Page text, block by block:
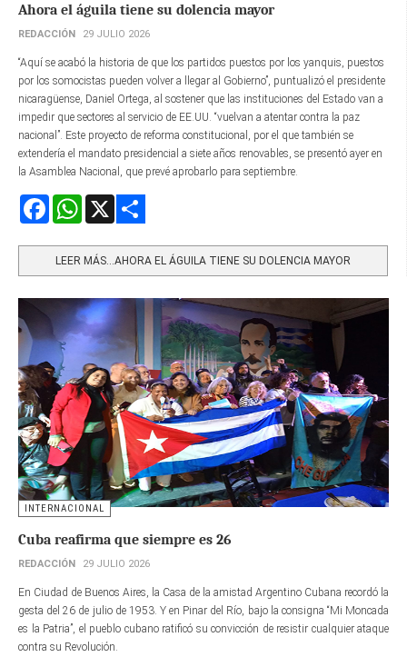
Ahora el águila tiene su dolencia mayor
REDACCIÓN 29 JULIO 2026
“Aquí se acabó la historia de que los partidos puestos por los yanquis, puestos
por los somocistas pueden volver a llegar al Gobierno”, puntualizó el presidente
nicaragüense, Daniel Ortega, al sostener que las instituciones del Estado van a
impedir que sectores al servicio de EE.UU. “vuelvan a atentar contra la paz
nacional”. Este proyecto de reforma constitucional, por el que también se
extendería el mandato presidencial a siete años renovables, se presentó ayer en
la Asamblea Nacional, que prevé aprobarlo para septiembre.
FacebookWhatsApp
LEER MÁS…AHORA EL ÁGUILA TIENE SU DOLENCIA MAYOR
INTERNACIONAL
Cuba reafirma que siempre es 26
REDACCIÓN 29 JULIO 2026
En Ciudad de Buenos Aires, la Casa de la amistad Argentino Cubana recordó la
gesta del 26 de julio de 1953. Y en Pinar del Río, bajo la consigna “Mi Moncada
es la Patria”, el pueblo cubano ratificó su convicción de resistir cualquier ataque
contra su Revolución.